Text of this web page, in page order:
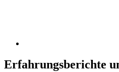
Erfahrungsberichte